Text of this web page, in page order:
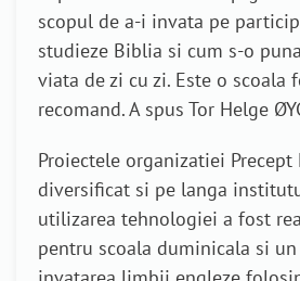
scopul de a-i invata pe
studieze Biblia si cum s-o
viata de zi cu zi. Este o scoala
recomand. A spus Tor Helge
Proiectele organizatiei
diversificat si pe langa
utilizarea tehnologiei a fost
pentru scoala duminicala si